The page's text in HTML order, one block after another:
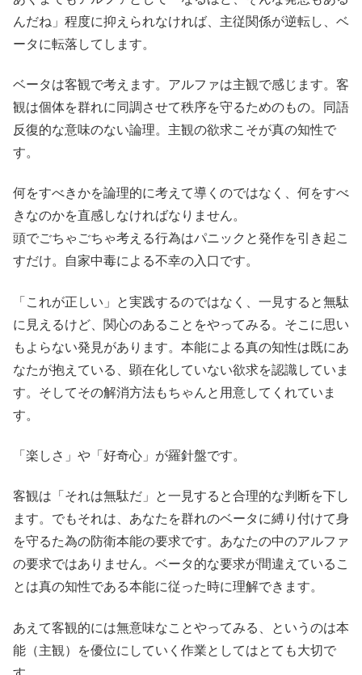
んだね」程度に抑えられなければ、主従関係が逆転し、ベ
ータに転落してします。
ベータは客観で考えます。アルファは主観で感じます。客
観は個体を群れに同調させて秩序を守るためのもの。同語
反復的な意味のない論理。主観の欲求こそが真の知性で
す。
何をすべきかを論理的に考えて導くのではなく、何をすべ
きなのかを直感しなければなりません。
頭でごちゃごちゃ考える行為はパニックと発作を引き起こ
すだけ。自家中毒による不幸の入口です。
「これが正しい」と実践するのではなく、一見すると無駄
に見えるけど、関心のあることをやってみる。そこに思い
もよらない発見があります。本能による真の知性は既にあ
なたが抱えている、顕在化していない欲求を認識していま
す。そしてその解消方法もちゃんと用意してくれていま
す。
「楽しさ」や「好奇心」が羅針盤です。
客観は「それは無駄だ」と一見すると合理的な判断を下し
ます。でもそれは、あなたを群れのベータに縛り付けて身
を守るた為の防衛本能の要求です。あなたの中のアルファ
の要求ではありません。ベータ的な要求が間違えているこ
とは真の知性である本能に従った時に理解できます。
あえて客観的には無意味なことやってみる、というのは本
能（主観）を優位にしていく作業としてはとても大切で